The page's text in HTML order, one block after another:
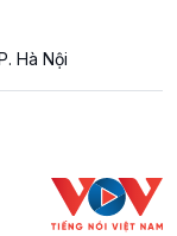
Hà Nội